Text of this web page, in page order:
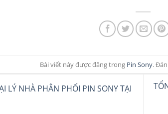
Bài viết này được đăng trong Pin Sony.
LÝ NHÀ PHÂN PHỐI PIN SONY TẠI